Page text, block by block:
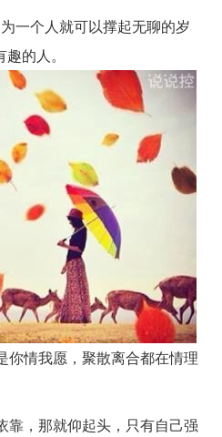
一个人就可以撑起无聊的岁
的人。
你情我愿，聚散离合都在情理
靠，那就仰起头，只有自己强